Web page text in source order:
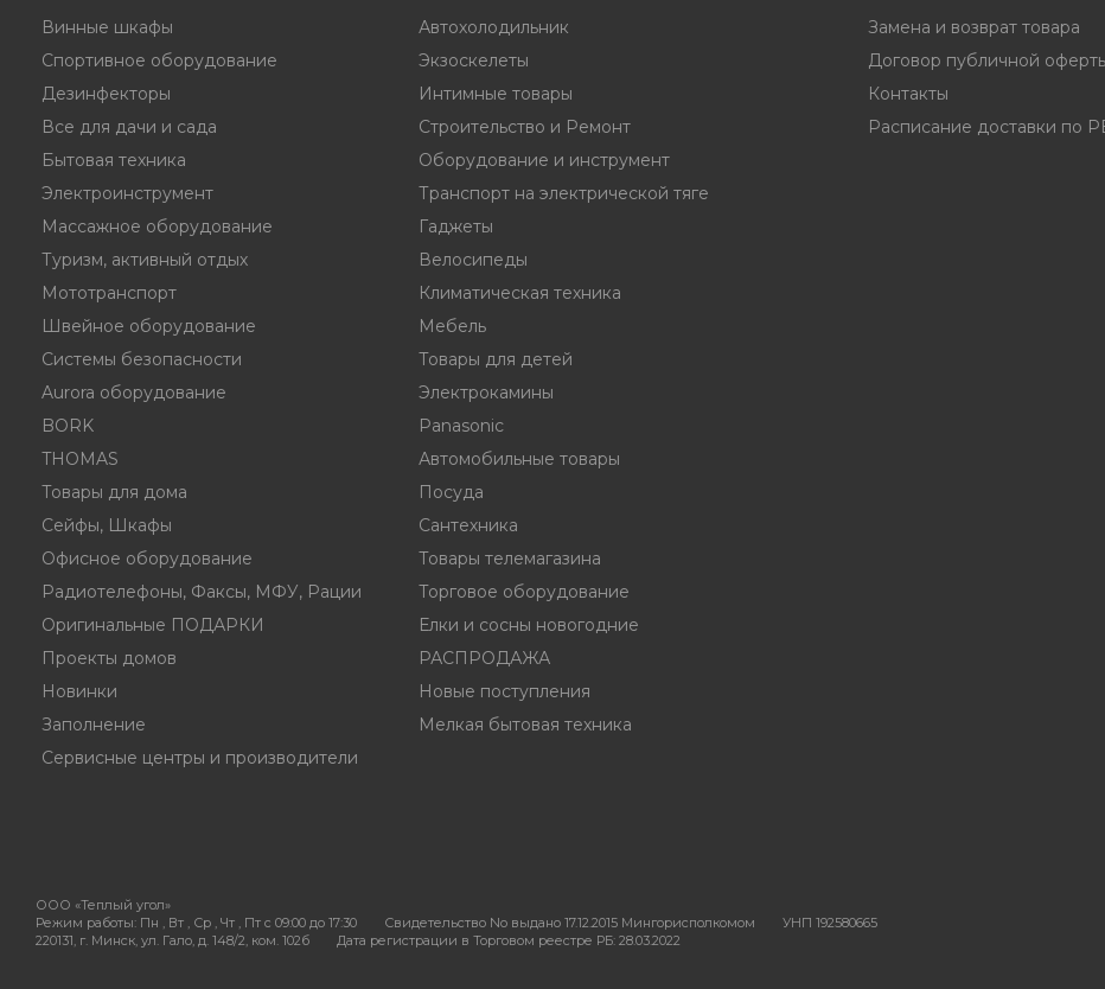
Винные шкафы
Автохолодильник
Спортивное оборудование
Экзоскелеты
Дезинфекторы
Интимные товары
Все для дачи и сада
Строительство и Ремонт
Бытовая техника
Оборудование и инструмент
Электроинструмент
Транспорт на электрической тяге
Массажное оборудование
Гаджеты
Туризм, активный отдых
Велосипеды
Мототранспорт
Климатическая техника
Швейное оборудование
Мебель
Системы безопасности
Товары для детей
Aurora оборудование
Электрокамины
BORK
Panasonic
THOMAS
Автомобильные товары
Товары для дома
Посуда
Сейфы, Шкафы
Сантехника
Офисное оборудование
Товары телемагазина
Радиотелефоны, Факсы, МФУ, Рации
Торговое оборудование
Оригинальные ПОДАРКИ
Елки и сосны новогодние
Проекты домов
РАСПРОДАЖА
Новинки
Новые поступления
Заполнение
Мелкая бытовая техника
Сервисные центры и производители
Замена и возврат товара
Договор публичной
Контакты
ООО «Теплый угол»
Режим работы: Пн , Вт , Ср , Чт , Пт c 09:00 до 17:30 Свидетельство No выдано 17.12.2015 Мингорисполкомом
УНП 192580665
220131, г. Минск, ул. Гало, д. 148/2, ком. 102б
Дата регистрации в Торговом реестре РБ: 28.03.2022